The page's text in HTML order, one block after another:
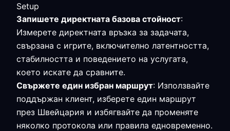
Setup
Запишете директната базова стойност:
Измерете директната връзка за задачата,
свързана с игрите, включително латентността,
стабилността и поведението на услугата,
което искате да сравните.
Свържете един избран маршрут: Използвайте
поддържан клиент, изберете един маршрут
през Швейцария и избягвайте да променяте
няколко протокола или правила едновременно.